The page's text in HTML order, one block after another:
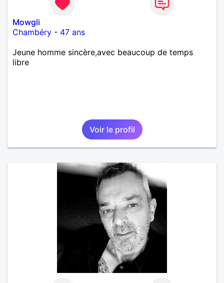
Mowgli
Chambéry - 47 ans
Jeune homme sincère,avec beaucoup de temps
libre
Voir le profil